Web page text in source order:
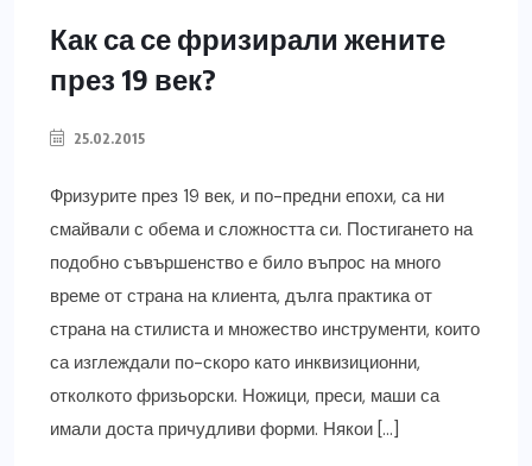
Как са се фризирали жените
през 19 век?
25.02.2015
Фризурите през 19 век, и по-предни епохи, са ни
смайвали с обема и сложността си. Постигането на
подобно съвършенство е било въпрос на много
време от страна на клиента, дълга практика от
страна на стилиста и множество инструменти, които
са изглеждали по-скоро като инквизиционни,
отколкото фризьорски. Ножици, преси, маши са
имали доста причудливи форми. Някои […]